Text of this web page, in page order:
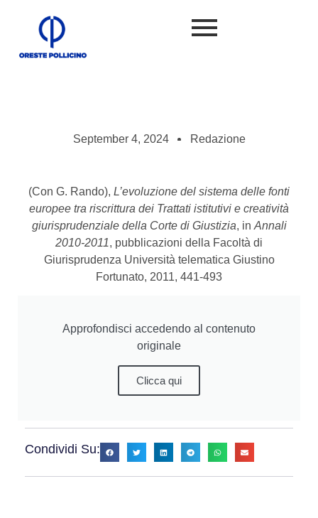
September 4, 2024 Redazione
(Con G. Rando), L’evoluzione del sistema delle fonti
europee tra riscrittura dei Trattati istitutivi e creatività
giurisprudenziale della Corte di Giustizia, in Annali
2010-2011, pubblicazioni della Facoltà di
Giurisprudenza Università telematica Giustino
Fortunato, 2011, 441-493
Approfondisci accedendo al contenuto
originale
Clicca qui
Condividi Su: